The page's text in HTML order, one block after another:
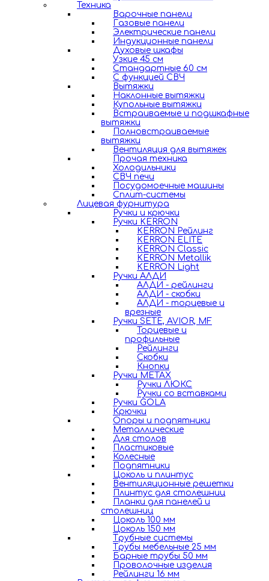
Техника
Варочные панели
Газовые панели
Электрические панели
Индукционные панели
Духовые шкафы
Узкие 45 см
Стандартные 60 см
С функцией СВЧ
Вытяжки
Наклонные вытяжки
Купольные вытяжки
Встраиваемые и подшкафные
вытяжки
Полновстраиваемые
вытяжки
Вентиляция для вытяжек
Прочая техника
Холодильники
СВЧ печи
Посудомоечные машины
Сплит-системы
Лицевая фурнитура
Ручки и крючки
Ручки KERRON
KERRON Рейлинг
KERRON ELITE
KERRON Classic
KERRON Metallik
KERRON Light
Ручки АЛДИ
АЛДИ - рейлинги
АЛДИ - скобки
АЛДИ - торцевые и
врезные
Ручки SETE, AVIOR, MF
Торцевые и
профильные
Рейлинги
Скобки
Кнопки
Ручки METAX
Ручки ЛЮКС
Ручки со вставками
Ручки GOLA
Крючки
Опоры и подпятники
Металлические
Для столов
Пластиковые
Колесные
Подпятники
Цоколь и плинтус
Вентиляционные решетки
Плинтус для столешниц
Планки для панелей и
столешниц
Цоколь 100 мм
Цоколь 150 мм
Трубные системы
Трубы мебельные 25 мм
Барные трубы 50 мм
Проволочные изделия
Рейлинги 16 мм